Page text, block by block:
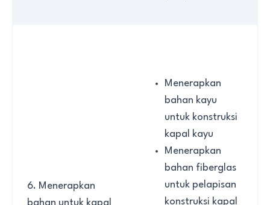
6. Menerapkan
bahan untuk kapal
Menerapkan
bahan kayu
untuk konstruksi
kapal kayu
Menerapkan
bahan fiberglas
untuk pelapisan
konstruksi kapal